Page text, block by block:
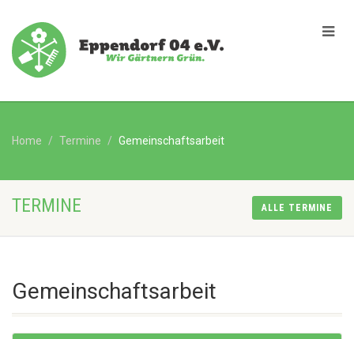
Home Termine Gemeinschaftsarbeit
TERMINE ALLE TERMINE
Gemeinschaftsarbeit